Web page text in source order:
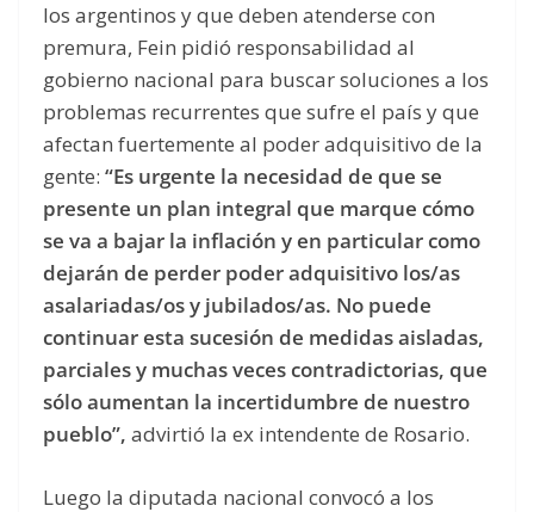
los argentinos y que deben atenderse con
premura, Fein pidió responsabilidad al
gobierno nacional para buscar soluciones a los
problemas recurrentes que sufre el país y que
afectan fuertemente al poder adquisitivo de la
gente: “Es urgente la necesidad de que se
presente un plan integral que marque cómo
se va a bajar la inflación y en particular como
dejarán de perder poder adquisitivo los/as
asalariadas/os y jubilados/as. No puede
continuar esta sucesión de medidas aisladas,
parciales y muchas veces contradictorias, que
sólo aumentan la incertidumbre de nuestro
pueblo”, advirtió la ex intendente de Rosario.
Luego la diputada nacional convocó a los